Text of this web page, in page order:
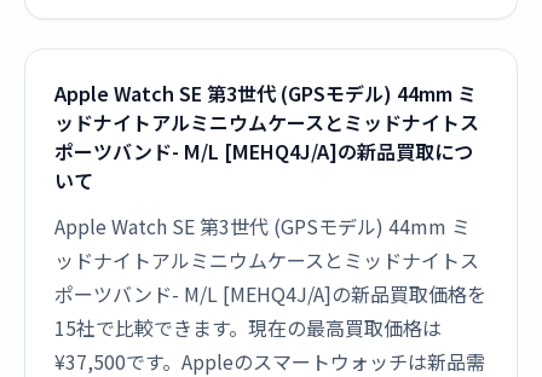
Apple Watch SE 第3世代 (GPSモデル) 44mm ミ
ッドナイトアルミニウムケースとミッドナイトス
ポーツバンド- M/L [MEHQ4J/A]の新品買取につ
いて
Apple Watch SE 第3世代 (GPSモデル) 44mm ミ
ッドナイトアルミニウムケースとミッドナイトス
ポーツバンド- M/L [MEHQ4J/A]の新品買取価格を
15社で比較できます。現在の最高買取価格は
¥37,500です。Appleのスマートウォッチは新品需